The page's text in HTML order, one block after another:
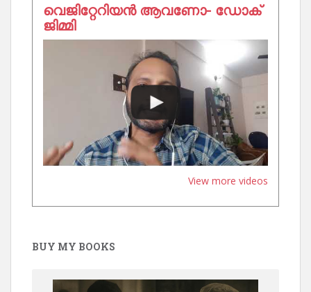
വെജിറ്റേറിയൻ ആവണോ- ഡോക്
ജിമ്മി
View more videos
BUY MY BOOKS